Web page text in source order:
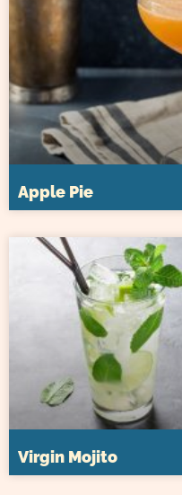
Apple Pie
Virgin Mojito